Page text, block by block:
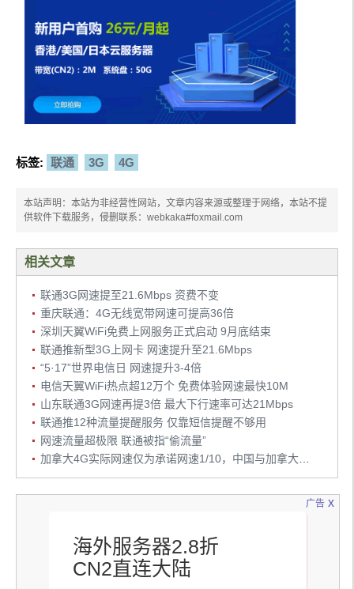
标签: 联通 3G 4G
本站声明：本站为非经营性网站，文章内容来源或整理于网络，本站不提
供软件下载服务，侵删联系：webkaka#foxmail.com
相关文章
联通3G网速提至21.6Mbps 资费不变
重庆联通：4G无线宽带网速可提高36倍
深圳天翼WiFi免费上网服务正式启动 9月底结束
联通推新型3G上网卡 网速提升至21.6Mbps
“5·17”世界电信日 网速提升3-4倍
电信天翼WiFi热点超12万个 免费体验网速最快10M
山东联通3G网速再提3倍 最大下行速率可达21Mbps
联通推12种流量提醒服务 仅靠短信提醒不够用
网速流量超极限 联通被指“偷流量”
广告
海外服务器2.8折
CN2直连大陆
x